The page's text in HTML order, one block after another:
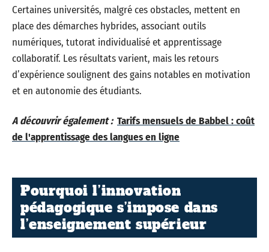
Certaines universités, malgré ces obstacles, mettent en
place des démarches hybrides, associant outils
numériques, tutorat individualisé et apprentissage
collaboratif. Les résultats varient, mais les retours
d’expérience soulignent des gains notables en motivation
et en autonomie des étudiants.
A découvrir également : Tarifs mensuels de Babbel : coût
de l'apprentissage des langues en ligne
Pourquoi l’innovation
pédagogique s’impose dans
l’enseignement supérieur